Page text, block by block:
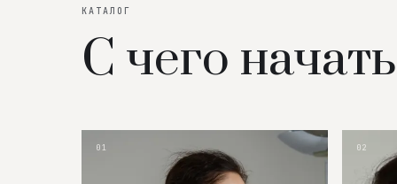
КАТАЛОГ
С чего начать
01 02